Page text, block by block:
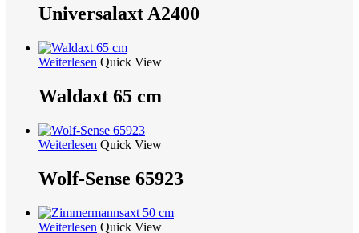
Universalaxt A2400
Weiterlesen Quick View
Waldaxt 65 cm
Weiterlesen Quick View
Wolf-Sense 65923
Weiterlesen Quick View